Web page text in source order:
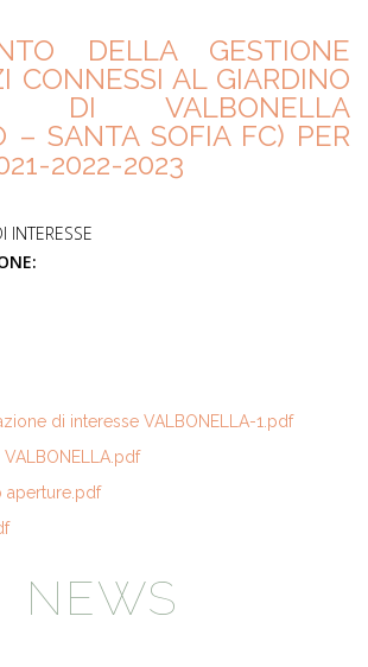
DELLA GESTIONE
CONNESSI AL GIARDINO
DI VALBONELLA
– SANTA SOFIA FC) PER
2022-2023
INTERESSE
di interesse VALBONELLA-1.pdf
aperture.pdf
NEWS